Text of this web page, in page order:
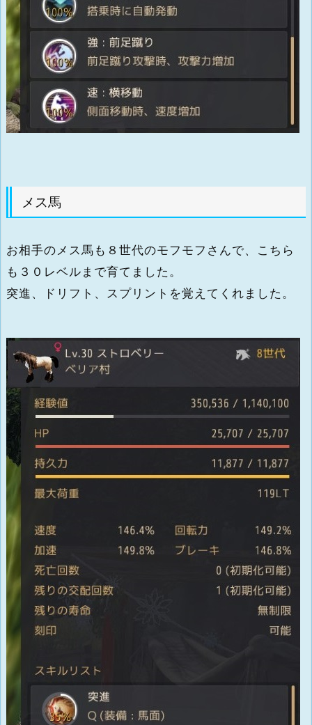
メス馬
お相手のメス馬も８世代のモフモフさんで、こちら
も３０レベルまで育てました。
突進、ドリフト、スプリントを覚えてくれました。